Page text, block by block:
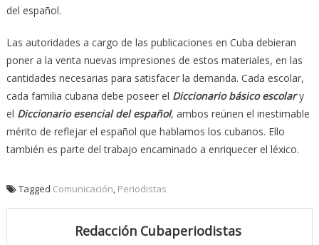
del español.
Las autoridades a cargo de las publicaciones en Cuba debieran
poner a la venta nuevas impresiones de estos materiales, en las
cantidades necesarias para satisfacer la demanda. Cada escolar,
cada familia cubana debe poseer el Diccionario básico escolar y
el Diccionario esencial del español, ambos reúnen el inestimable
mérito de reflejar el español que hablamos los cubanos. Ello
también es parte del trabajo encaminado a enriquecer el léxico.
Tagged Comunicación, Periodistas
Redacción Cubaperiodistas